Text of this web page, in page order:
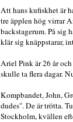
Att hans kufiskhet är
tre äpplen hög virrar
backstagerum. På sig
klär sig knäppstarar,
Ariel Pink är 26 år
skulle ta flera dagar.
Kompbandet, John,
dudes". De är trötta.
Stockholm, kvällen